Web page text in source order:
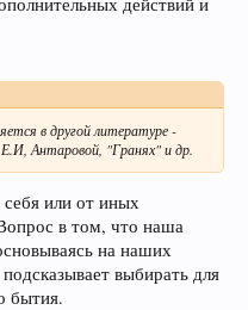
в другой литературе -
Антаровой, "Гранях" и др.
или от иных
в том, что наша
на наших
выбирать для
бытия.